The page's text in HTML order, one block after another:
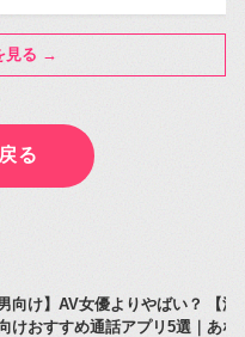
見る →
る
男向け】AV女優よりやばい？
けおすすめ通話アプリ5選｜
【
あな